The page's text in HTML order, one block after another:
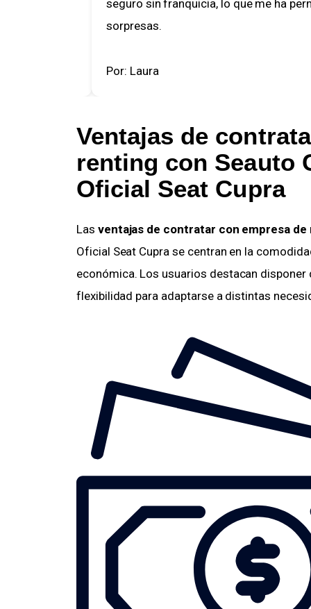
seguro sin franquicia, lo que me ha
sorpresas.
Por: Laura
Ventajas de
renting con Seauto
Oficial Seat Cupra
Las ventajas de contratar con empresa de
Oficial Seat Cupra se centran en la
económica. Los usuarios destacan
flexibilidad para adaptarse a distintas